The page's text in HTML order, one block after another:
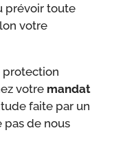
prévoir toute
votre
protection
votre mandat
faite par un
pas de nous